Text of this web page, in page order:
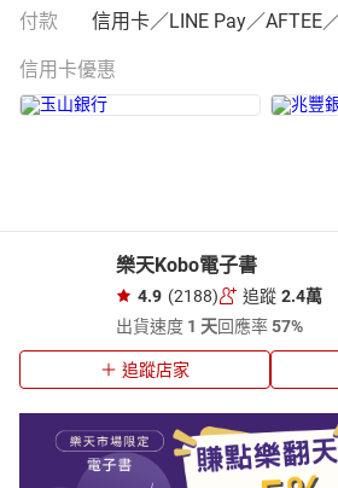
付款 信用卡／LINE Pay／AFTEE
信用卡優惠
樂天Kobo電子書
4.9 (2188) 追蹤 2.4萬
出貨速度 1 天回應率57%
追蹤店家